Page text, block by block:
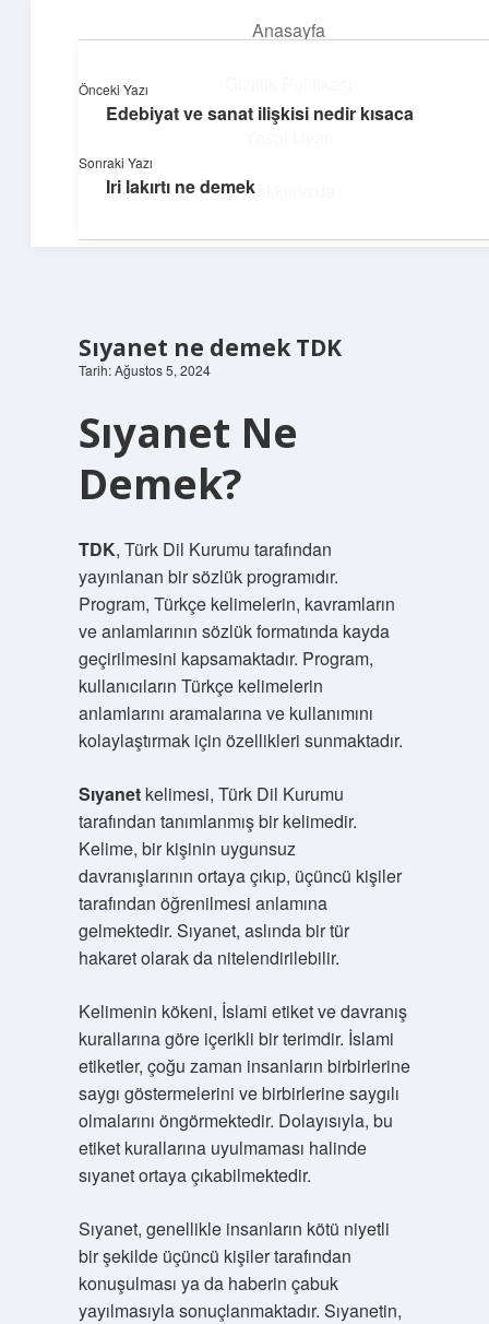
Anasayfa
Hakkımızda
Güneşli Fikir Esintisi
Enerji dolu önerilerle gününü aydınlat!
Sıyanet ne demek TDK
Tarih: Ağustos 5, 2024
Sıyanet Ne
Demek?
TDK, Türk Dil Kurumu tarafından
yayınlanan bir sözlük programıdır.
Program, Türkçe kelimelerin, kavramların
ve anlamlarının sözlük formatında kayda
geçirilmesini kapsamaktadır. Program,
kullanıcıların Türkçe kelimelerin
anlamlarını aramalarına ve kullanımını
kolaylaştırmak için özellikleri sunmaktadır.
Sıyanetkelimesi, Türk Dil Kurumu
tarafından tanımlanmış bir kelimedir.
Kelime, bir kişinin uygunsuz
davranışlarının ortaya çıkıp, üçüncü kişiler
tarafından öğrenilmesi anlamına
gelmektedir. Sıyanet, aslında bir tür
hakaret olarak da nitelendirilebilir.
Kelimenin kökeni, İslami etiket ve davranış
kurallarına göre içerikli bir terimdir. İslami
etiketler, çoğu zaman insanların birbirlerine
saygı göstermelerini ve birbirlerine saygılı
olmalarını öngörmektedir. Dolayısıyla, bu
etiket kurallarına uyulmaması halinde
sıyanet ortaya çıkabilmektedir.
Sıyanet, genellikle insanların kötü niyetli
bir şekilde üçüncü kişiler tarafından
konuşulması ya da haberin çabuk
yayılmasıyla sonuçlanmaktadır. Sıyanetin,
Önceki Yazı
Edebiyat ve sanat ilişkisi nedir kısaca
Sonraki Yazı
Iri lakırtı ne demek